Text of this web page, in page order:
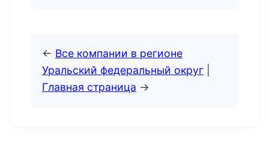
← Все компании в регионе
Уральский федеральный округ
Главная страница →